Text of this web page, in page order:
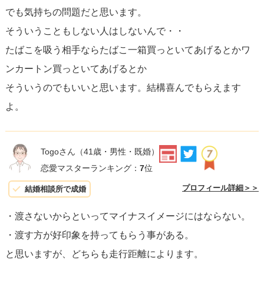
でも気持ちの問題だと思います。
そういうこともしない人はしないんで・・
たばこを吸う相手ならたばこ一箱買っといてあげるとかワ
ンカートン買っといてあげるとか
そういうのでもいいと思います。結構喜んでもらえます
よ。
Togoさん （41歳・男性・既婚）
恋愛マスターランキング： 7位
結婚相談所で成婚 プロフィール詳細＞＞
・渡さないからといってマイナスイメージにはならない。
・渡す方が好印象を持ってもらう事がある。
と思いますが、どちらも走行距離によります。